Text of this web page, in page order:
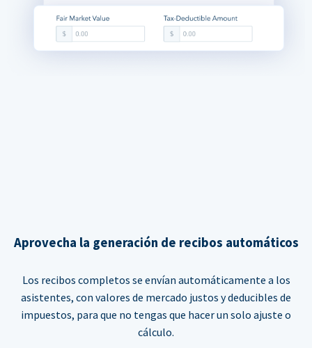
Aprovecha la generación de recibos automáticos
Los recibos completos se envían automáticamente a los
asistentes, con valores de mercado justos y deducibles de
impuestos, para que no tengas que hacer un solo ajuste o
cálculo.